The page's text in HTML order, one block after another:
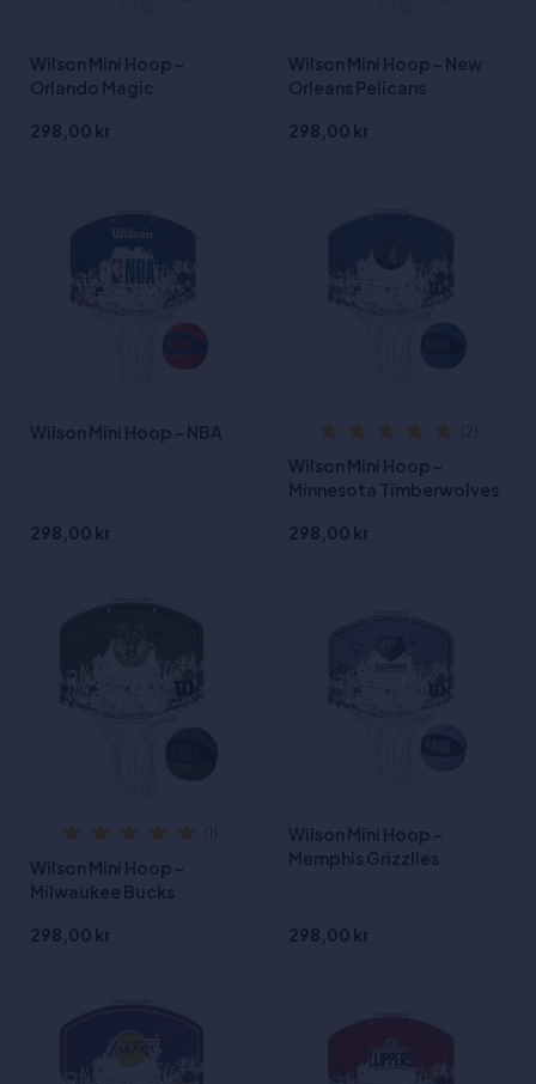
Wilson Mini Hoop -
Orlando Magic
298,00 kr
Wilson Mini Hoop - New
Orleans Pelicans
298,00 kr
Wilson Mini Hoop - NBA
298,00 kr
Wilson Mini Hoop -
Minnesota Timberwolves
298,00 kr
Wilson Mini Hoop -
Milwaukee Bucks
298,00 kr
Wilson Mini Hoop -
Memphis Grizzlies
298,00 kr